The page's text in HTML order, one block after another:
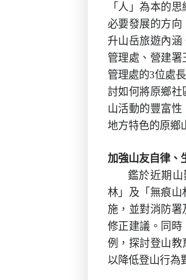
「人」為本的
必要發展的方
升山岳旅遊內涵
管理處、營建署
管理處的3位處
討如何將原鄉
山活動的豐富
地方特色的原鄉
加強山友自律、
鑑於近期
林」及「無痕山
施，並對消防
修正建議。同時
例，探討登山教
以降低登山行為